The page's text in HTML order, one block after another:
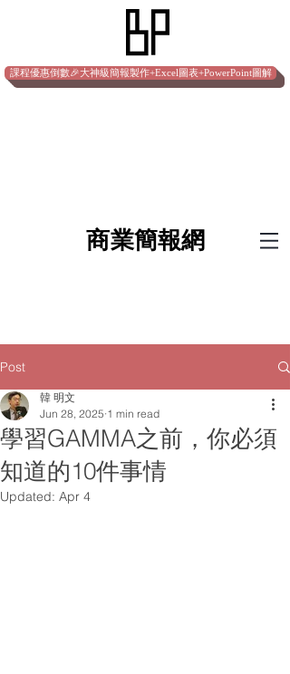
課程優惠倒數🎉大神級簡報製作+Excel圖表+PowerPoint圖解
​商業簡報網
Post
學習GAMMA之前，你必須
知道的10件事情
韓 明文
Jun 28, 2025 1 min read
Updated: Apr 4